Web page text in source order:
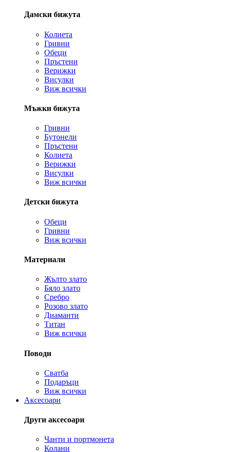
Дамски бижута
Колиета
Гривни
Обеци
Пръстени
Верижки
Висулки
Виж всички
Мъжки бижута
Гривни
Бутонели
Пръстени
Колиета
Верижки
Висулки
Виж всички
Детски бижута
Обеци
Гривни
Виж всички
Материали
Жълто злато
Бяло злато
Сребро
Розово злато
Диаманти
Титан
Виж всички
Поводи
Сватба
Подаръци
Виж всички
Аксесоари
Други аксесоари
Чанти и портмонета
Колани